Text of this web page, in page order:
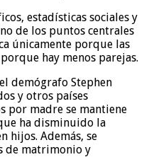
estadísticas sociales y
de los puntos centrales
únicamente porque las
hay menos parejas.
demógrafo Stephen
y otros países
por madre se mantiene
ha disminuido la
hijos. Además, se
de matrimonio y